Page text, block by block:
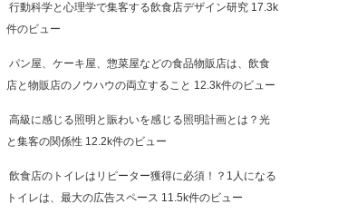
行動科学と心理学で集客する飲食店デザイン研究 17.3k
件のビュー
パン屋、ケーキ屋、惣菜屋などの食品物販店は、飲食
店と物販店のノウハウの両立すること 12.3k件のビュー
高級に感じる照明と賑わいを感じる照明計画とは？光
と集客の関係性 12.2k件のビュー
飲食店のトイレはリピーター獲得に必須！？1人になる
トイレは、最大の広告スペース 11.5k件のビュー